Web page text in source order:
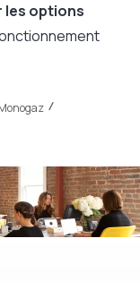
options